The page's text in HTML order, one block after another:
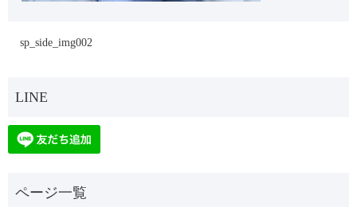
sp_side_img002